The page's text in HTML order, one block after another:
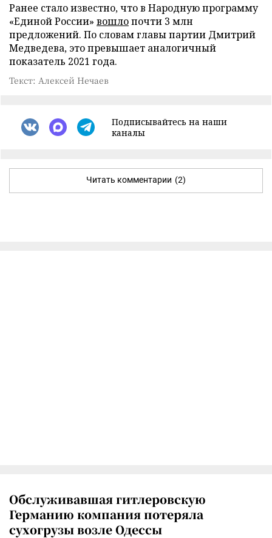
Ранее стало известно, что в Народную программу
«Единой России» вошлопочти 3 млн
предложений. По словам главы партии Дмитрий
Медведева, это превышает аналогичный
показатель 2021 года.
Текст: Алексей Нечаев
Подписывайтесь на наши
каналы
Читать комментарии (2)
Обслуживавшая гитлеровскую
Германию компания потеряла
сухогрузы возле Одессы